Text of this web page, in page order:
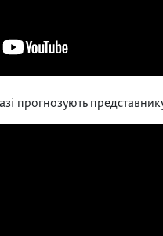
прогнозують